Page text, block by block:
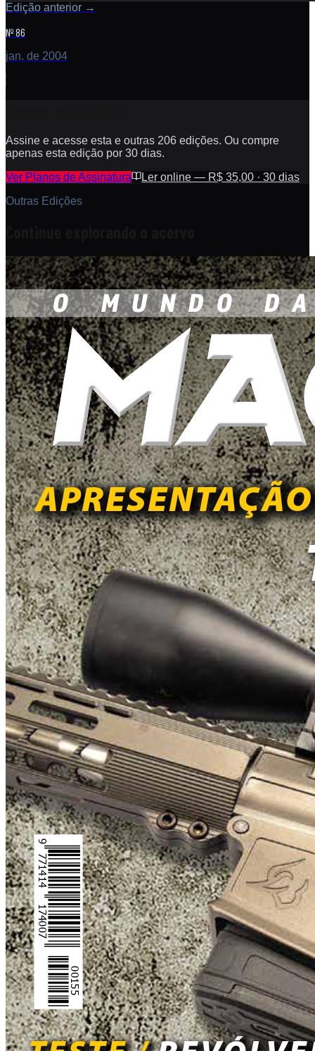
Edição anterior →
Nº 86
jan. de 2004
Assine e acesse esta e outras 206 edições. Ou compre
apenas esta edição por 30 dias.
Ver Planos de Assinatura
Ler online — R$ 35,00 · 30 dias
Outras Edições